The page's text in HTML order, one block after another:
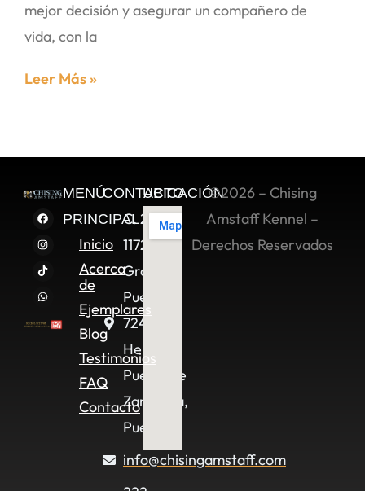
mejor decisión y asegurar un compañero de
vida, con la
Leer Más »
MENÚ
PRINCIPAL
Inicio
Acerca
de
Ejemplares
Blog
Testimonios
FAQ
Contacto
CONTACTO
C. 2 Sur
11722,
Granjas
Puebla,
72490
Heroica
Puebla de
Zaragoza,
Pue.
info@chisingamstaff.com
UBICACIÓN©2026 – Chising
Amstaff Kennel –
Derechos Reservados